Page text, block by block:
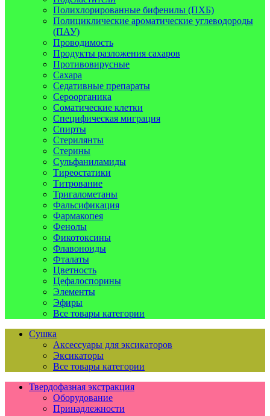
Полихлорированные бифенилы (ПХБ)
Полициклические ароматические углеводороды
(ПАУ)
Проводимость
Продукты разложения сахаров
Противовирусные
Сахара
Седативные препараты
Сероорганика
Соматические клетки
Специфическая миграция
Спирты
Стерилянты
Стерины
Сульфаниламиды
Тиреостатики
Титрование
Тригалометаны
Фальсификация
Фармакопея
Фенолы
Фикотоксины
Флавоноиды
Фталаты
Цветность
Цефалоспорины
Элементы
Эфиры
Все товары категории
Сушка
Аксессуары для эксикаторов
Эксикаторы
Все товары категории
Твердофазная экстракция
Оборудование
Принадлежности